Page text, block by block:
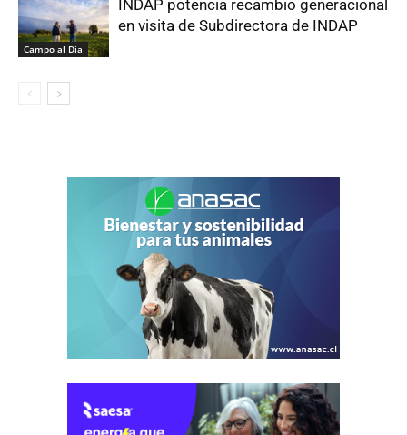
Campo al Día
INDAP potencia recambio generacional
en visita de Subdirectora de INDAP